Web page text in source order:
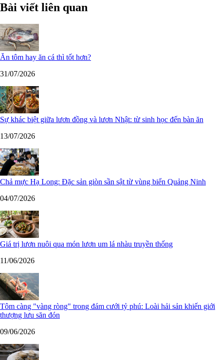
Bài viết liên quan
Ăn tôm hay ăn cá thì tốt hơn?
31/07/2026
Sự khác biệt giữa lươn đồng và lươn Nhật: từ sinh học đến bàn ăn
13/07/2026
Chả mực Hạ Long: Đặc sản giòn sần sật từ vùng biển Quảng Ninh
04/07/2026
Giá trị lươn nuôi qua món lươn um lá nhàu truyền thống
11/06/2026
Tôm càng "vàng ròng" trong đám cưới tỷ phú: Loài hải sản khiến giới
thượng lưu săn đón
09/06/2026